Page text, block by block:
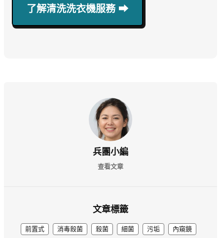
了解清洗洗衣機服務 ⮕
兵團小編
查看文章
文章標籤
前置式 消毒殺菌 殺菌 細菌 污垢 內窺鏡